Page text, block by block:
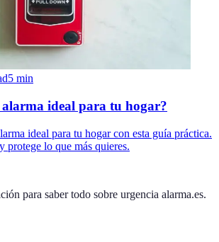
5 min
ideal para tu hogar?
ideal para tu hogar con esta guía práctica.
protege lo que más quieres.
para saber todo sobre urgencia alarma.es.